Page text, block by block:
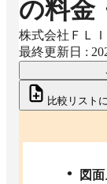
の料金
株式会社ＦＬ
最終更新日 :
比較リスト
図